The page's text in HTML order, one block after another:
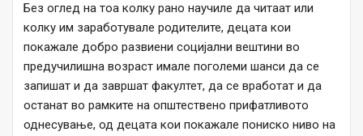
Без оглед на тоа колку рано научиле да читаат или
колку им заработувале родителите, децата кои
покажале добро развиени социјални вештини во
предучилишна возраст имале поголеми шанси да се
запишат и да завршат факултет, да се вработат и да
останат во рамките на општествено прифатливото
однесување, од децата кои покажале пониско ниво на